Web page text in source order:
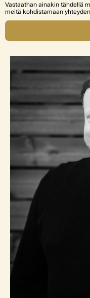
Vastaathan ainakin tähdellä
meitä kohdistamaan